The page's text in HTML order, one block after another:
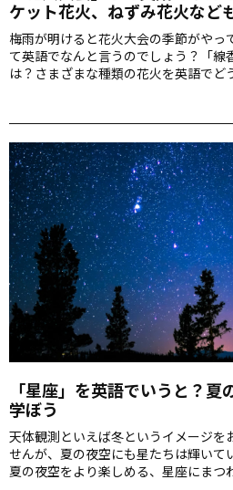
ケット花火、ねずみ花火など
梅雨が明けると花火大会の季節がやっ
て英語でなんと言うのでしょう？「線
は？さまざまな種類の花火を英語でど
「星座」を英語でいうと？
学ぼう
天体観測といえば冬というイメージを
せんが、夏の夜空にも星たちは輝いて
夏の夜空をより楽しめる、星座にまつ